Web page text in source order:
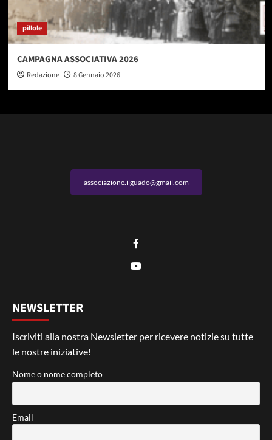
pillole
CAMPAGNA ASSOCIATIVA 2026
Redazione 8 Gennaio 2026
associazione.ilguado@gmail.com
NEWSLETTER
Iscriviti alla nostra Newsletter per ricevere notizie su tutte
le nostre iniziative!
Nome o nome completo
Email